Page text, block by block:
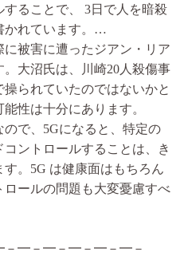
ることで、 3日で人を暗殺
かれています。…
被害に遭ったジアン・リア
大沼氏は、川崎20人殺傷事
られていたのではないかと
性は十分にあります。
で、5Gになると、特定の
ントロールすることは、き
。5G は健康面はもちろん
ールの問題も大変憂慮すべ
━－━－━－━－━－